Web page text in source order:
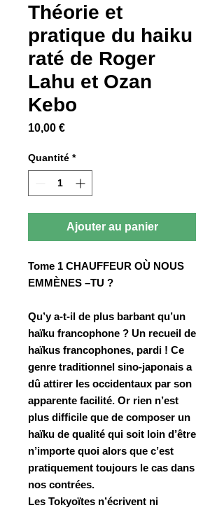
Théorie et
pratique du haiku
raté de Roger
Lahu et Ozan
Kebo
10,00 €Prix
Quantité *
Ajouter au panier
Tome 1 CHAUFFEUR OÙ NOUS
EMMÈNES –TU ?
Qu’y a-t-il de plus barbant qu’un
haïku francophone ? Un recueil de
haïkus francophones, pardi ! Ce
genre traditionnel sino-japonais a
dû attirer les occidentaux par son
apparente facilité. Or rien n’est
plus difficile que de composer un
haïku de qualité qui soit loin d’être
n’importe quoi alors que c’est
pratiquement toujours le cas dans
nos contrées.
Les Tokyoïtes n’écrivent ni